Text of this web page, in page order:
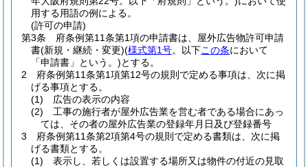
用する用語の例による。
(許可の申請)
第3条
府条例第11条第1項の申請書は、屋外広告物許可申請
書(新規・継続・変更)(様式第1号。以下この条において
「申請書」という。)とする。
2
府条例第11条第1項第12号の規則で定める事項は、次に掲
げる事項とする。
(1)
広告の表示の内容
(2)
工事の施行者が屋外広告業を営む者である場合にあっ
ては、その者の屋外広告業の登録年月日及び登録番号
3
府条例第11条第2項第4号の規則で定める書類は、次に掲
げる書類とする。
(1)
表示し、若しくは設置する場所又は物件の付近の見取